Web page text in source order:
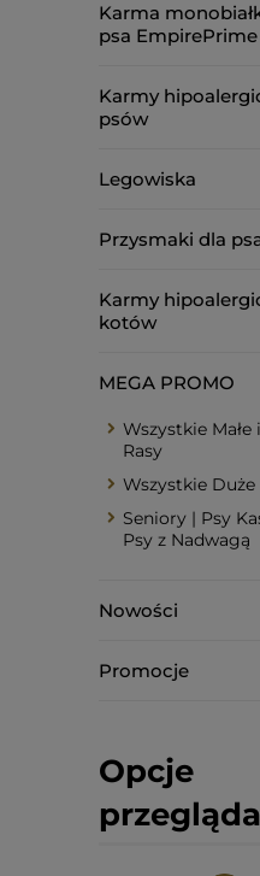
Karma
psa EmpirePrime
Karmy
psów
Legowiska
Przysmaki dla
Karmy
kotów
MEGA PROMO
Wszystkie Małe
Rasy
Wszystkie Duże
Seniory | Psy
Psy z Nadwagą
Nowości
Promocje
Opcje